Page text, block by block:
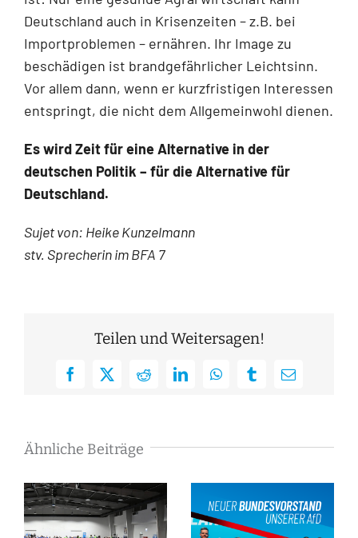
Deutschland auch in Krisenzeiten – z.B. bei
Importproblemen – ernähren. Ihr Image zu
beschädigen ist brandgefährlicher Leichtsinn.
Vor allem dann, wenn er kurzfristigen Interessen
entspringt, die nicht dem Allgemeinwohl dienen.
Es wird Zeit für eine Alternative in der
deutschen Politik – für die Alternative für
Deutschland.
Sujet von: Heike Kunzelmann
stv. Sprecherin im BFA 7
Teilen und Weitersagen!
Facebook
X RedditLinkedInWhatsAppTumblrE-
Ähnliche Beiträge